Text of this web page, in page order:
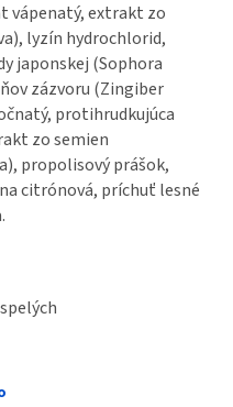
vápenatý, extrakt zo
lyzín hydrochlorid,
japonskej (Sophora
zázvoru (Zingiber
protihrudkujúca
zo semien
propolisový prášok,
citrónová, príchuť lesné